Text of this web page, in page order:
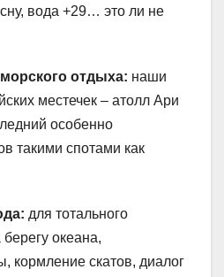
вода +29… это ли не
отдыха: наши
местечек – атолл Ари
особенно
такими спотами как
для тотального
океана,
кормление скатов, диалог